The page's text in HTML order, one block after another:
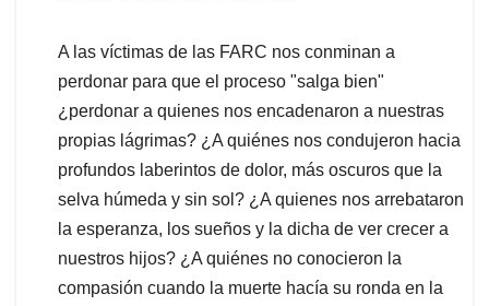
A las víctimas de las FARC nos conminan a
perdonar para que el proceso "salga bien"
¿perdonar a quienes nos encadenaron a nuestras
propias lágrimas? ¿A quiénes nos condujeron hacia
profundos laberintos de dolor, más oscuros que la
selva húmeda y sin sol? ¿A quienes nos arrebataron
la esperanza, los sueños y la dicha de ver crecer a
nuestros hijos? ¿A quiénes no conocieron la
compasión cuando la muerte hacía su ronda en la